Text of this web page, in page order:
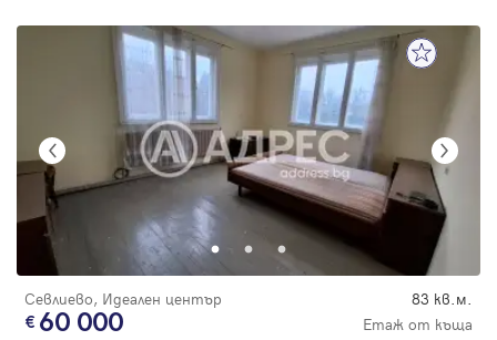
Севлиево, Идеален център 83 кв.м.
60 000 Етаж от къща